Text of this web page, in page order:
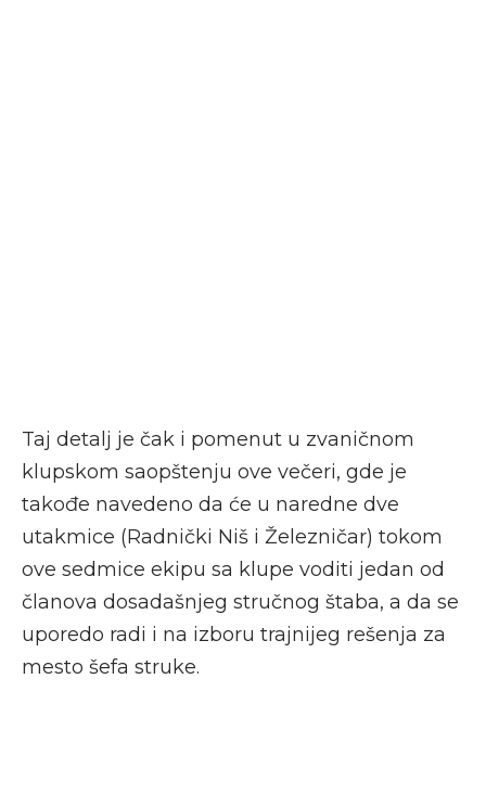
Taj detalj je čak i pomenut u zvaničnom
klupskom saopštenju ove večeri, gde je
takođe navedeno da će u naredne dve
utakmice (Radnički Niš i Železničar) tokom
ove sedmice ekipu sa klupe voditi jedan od
članova dosadašnjeg stručnog štaba, a da se
uporedo radi i na izboru trajnijeg rešenja za
mesto šefa struke.